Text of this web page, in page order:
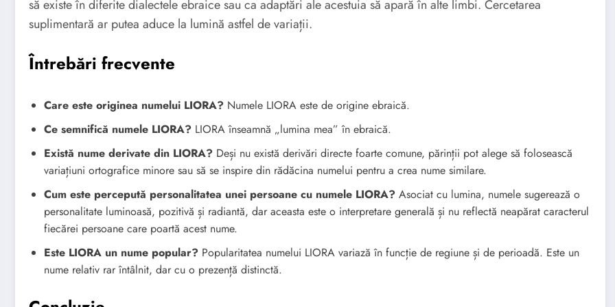
să existe în diferite dialectele ebraice sau ca adaptări ale acestuia să apară în alte limbi. Cercetarea
suplimentară ar putea aduce la lumină astfel de variații.
Întrebări frecvente
Care este originea numelui LIORA? Numele LIORA este de origine ebraică.
Ce semnifică numele LIORA? LIORA înseamnă „lumina mea” în ebraică.
Există nume derivate din LIORA? Deși nu există derivări directe foarte comune, părinții pot alege să folosească
variațiuni ortografice minore sau să se inspire din rădăcina numelui pentru a crea nume similare.
Cum este percepută personalitatea unei persoane cu numele LIORA? Asociat cu lumina, numele sugerează o
personalitate luminoasă, pozitivă și radiantă, dar aceasta este o interpretare generală și nu reflectă neapărat caracterul
fiecărei persoane care poartă acest nume.
Este LIORA un nume popular? Popularitatea numelui LIORA variază în funcție de regiune și de perioadă. Este un
nume relativ rar întâlnit, dar cu o prezență distinctă.